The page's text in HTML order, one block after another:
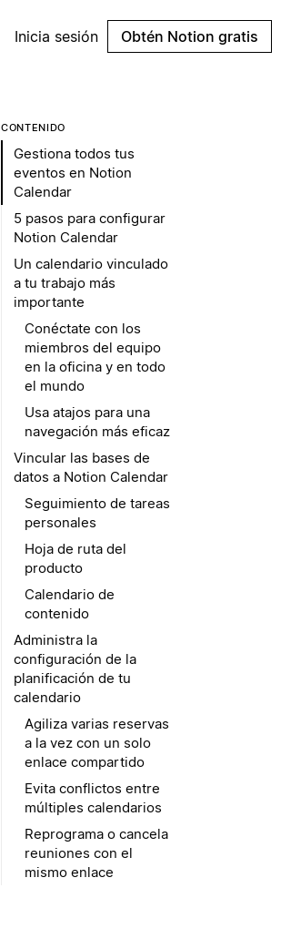
Inicia sesión Obtén Notion gratis
CONTENIDO
Gestiona todos tus
eventos en Notion
Calendar
5 pasos para configurar
Notion Calendar
Un calendario vinculado
a tu trabajo más
importante
Conéctate con los
miembros del equipo
en la oficina y en todo
el mundo
Usa atajos para una
navegación más eficaz
Vincular las bases de
datos a Notion Calendar
Seguimiento de tareas
personales
Hoja de ruta del
producto
Calendario de
contenido
Administra la
configuración de la
planificación de tu
calendario
Agiliza varias reservas
a la vez con un solo
enlace compartido
Evita conflictos entre
múltiples calendarios
Reprograma o cancela
reuniones con el
mismo enlace